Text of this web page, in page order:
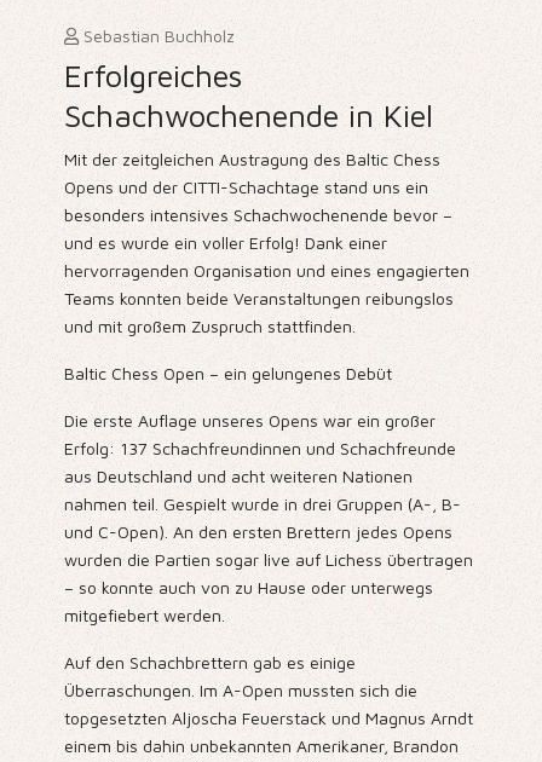
Sebastian Buchholz
Erfolgreiches
Schachwochenende in Kiel
Mit der zeitgleichen Austragung des Baltic Chess
Opens und der CITTI-Schachtage stand uns ein
besonders intensives Schachwochenende bevor –
und es wurde ein voller Erfolg! Dank einer
hervorragenden Organisation und eines engagierten
Teams konnten beide Veranstaltungen reibungslos
und mit großem Zuspruch stattfinden.
Baltic Chess Open – ein gelungenes Debüt
Die erste Auflage unseres Opens war ein großer
Erfolg: 137 Schachfreundinnen und Schachfreunde
aus Deutschland und acht weiteren Nationen
nahmen teil. Gespielt wurde in drei Gruppen (A-, B-
und C-Open). An den ersten Brettern jedes Opens
wurden die Partien sogar live auf Lichess übertragen
– so konnte auch von zu Hause oder unterwegs
mitgefiebert werden.
Auf den Schachbrettern gab es einige
Überraschungen. Im A-Open mussten sich die
topgesetzten Aljoscha Feuerstack und Magnus Arndt
einem bis dahin unbekannten Amerikaner, Brandon